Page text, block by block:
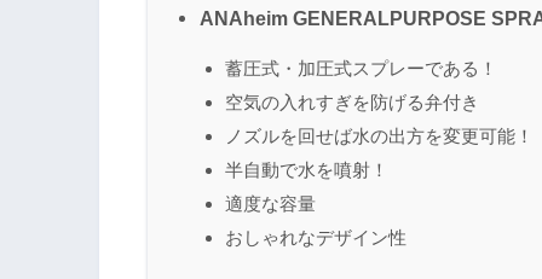
ANAheim GENERALPURPOSE
蓄圧式・加圧式スプレーである！
空気の入れすぎを防げる弁付き
ノズルを回せば水の出方を変更可能！
半自動で水を噴射！
適度な容量
おしゃれなデザイン性